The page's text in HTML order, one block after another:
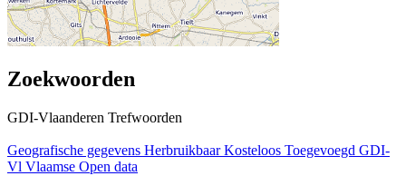
Zoekwoorden
GDI-Vlaanderen Trefwoorden
Geografische gegevens Herbruikbaar Kosteloos Toegevoegd GDI-
Vl Vlaamse Open data